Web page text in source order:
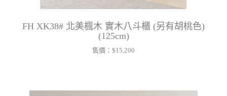
FH XK38# 北美楓木 實木八斗櫃 (另有胡桃色)
(125cm)
售價： $15,200